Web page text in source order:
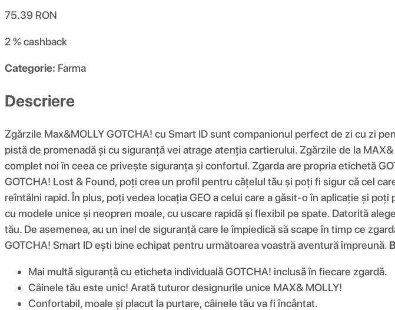
75.39 RON
2 %cashback
Categorie: Farma
Descriere
Zgărzile Max&MOLLY GOTCHA! cu Smart ID sunt companionul perfect de zi cu zi
pistă de promenadă și cu siguranță vei atrage atenția cartierului. Zgărzile de la
complet noi în ceea ce privește siguranța și confortul. Zgarda are propria etichetă
GOTCHA! Lost & Found, poți crea un profil pentru cățelul tău și poți fi sigur că cel
reîntâlni rapid. În plus, poți vedea locația GEO a celui care a găsit-o în aplicație și
cu modele unice și neopren moale, cu uscare rapidă și flexibil pe spate. Datorită
tău. De asemenea, au un inel de siguranță care le împiedică să scape în timp ce
GOTCHA! Smart ID ești bine echipat pentru următoarea voastră aventură împreună.
Mai multă siguranță cu eticheta individuală GOTCHA! inclusă în fiecare zgardă.
Câinele tău este unic! Arată tuturor designurile unice MAX& MOLLY!
Confortabil, moale și placut la purtare, câinele tău va fi încântat.